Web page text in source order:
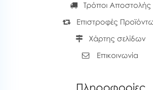
Τρόποι Αποστολής
Επιστροφές
Χάρτης σελίδων
Επικοινωνία